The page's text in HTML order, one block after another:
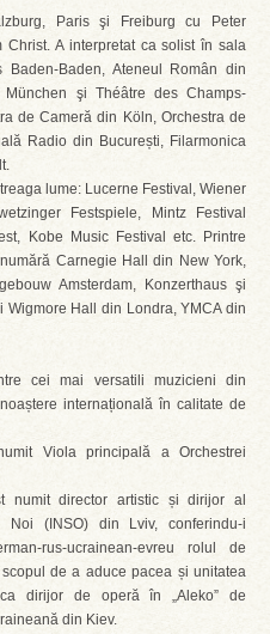
Paris şi Freiburg cu Peter
Christ. A interpretat ca solist în sala
Baden-Baden, Ateneul Român din
München şi Théâtre des Champs-
de Cameră din Köln, Orchestra de
Radio din București, Filarmonica
lume: Lucerne Festival, Wiener
Festspiele, Mintz Festival
Kobe Music Festival etc. Printre
Carnegie Hall din New York,
Amsterdam, Konzerthaus şi
Wigmore Hall din Londra, YMCA din
cei mai versatili muzicieni din
internațională în calitate de
Viola principală a Orchestrei
numit director artistic și dirijor al
Noi (INSO) din Lviv, conferindu-i
rus-ucrainean-evreu rolul de
de a aduce pacea și unitatea
dirijor de operă în „Aleko” de
din Kiev.